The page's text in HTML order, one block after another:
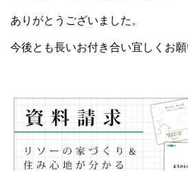
ありがとうございました。
今後とも長いお付き合い宜しくお願